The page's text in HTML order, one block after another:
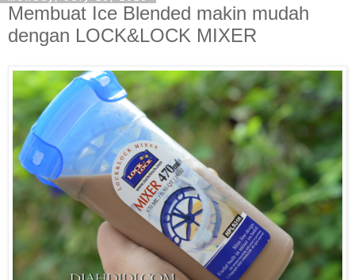
Membuat Ice Blended makin mudah
dengan LOCK&LOCK MIXER